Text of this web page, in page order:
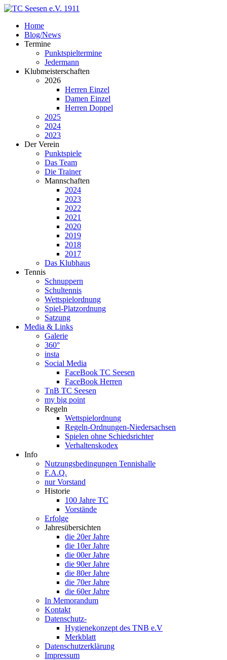
Home
Blog/News
Termine
Punktspieltermine
Jedermann
Klubmeisterschaften
2026
Herren Einzel
Damen Einzel
Herren Doppel
2025
2024
2023
Der Verein
Punktspiele
Das Team
Die Trainer
Mannschaften
2024
2023
2022
2021
2020
2019
2018
2017
Das Klubhaus
Tennis
Schnuppern
Schultennis
Wettspielordnung
Spiel-Platzordnung
Satzung
Media & Links
Galerie
360°
insta
Social Media
FaceBook TC Seesen
FaceBook Herren
TnB TC Seesen
my big point
Regeln
Wettspielordnung
Regeln-Ordnungen-Niedersachsen
Spielen ohne Schiedsrichter
Verhaltenskodex
Info
Nutzungsbedingungen Tennishalle
F.A.Q.
nur Vorstand
Historie
100 Jahre TC
Vorstände
Erfolge
Jahresübersichten
die 20er Jahre
die 10er Jahre
die 00er Jahre
die 90er Jahre
die 80er Jahre
die 70er Jahre
die 60er Jahre
In Memorandum
Kontakt
Datenschutz-
Hygienekonzept des TNB e.V
Merkblatt
Datenschutzerklärung
Impressum